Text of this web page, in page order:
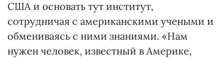
США и основать тут институт,
сотрудничая с американскими учеными и
обмениваясь с ними знаниями. «Нам
нужен человек, известный в Америке,